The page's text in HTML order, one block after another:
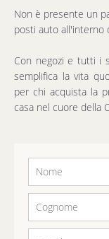
Non è presente un
posti auto all'interno
Con negozi e tutti i
semplifica la vita
per chi acquista la
casa nel cuore della